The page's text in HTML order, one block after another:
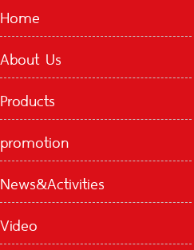
Home
About Us
Products
promotion
News&Activities
Video